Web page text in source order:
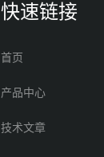
快速链接
首页
产品中心
技术文章